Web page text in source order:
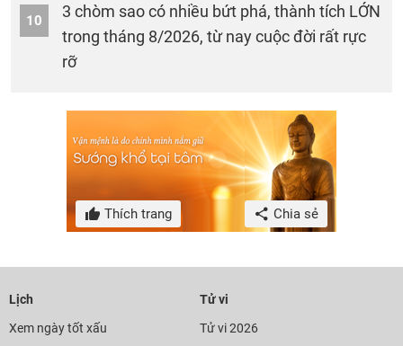
10
3 chòm sao có nhiều bứt phá, thành tích LỚN
trong tháng 8/2026, từ nay cuộc đời rất rực
rỡ
Thích trang Chia sẻ
Lịch
Xem ngày tốt xấu
Tử vi
Tử vi 2026